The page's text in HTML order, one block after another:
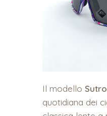
Il modello Sutro
quotidiana dei